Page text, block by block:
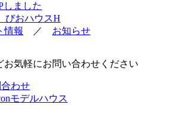
ました
おハウスH
情報 ／ お知らせ
お気軽にお問い合わせください
わせ
モデルハウス